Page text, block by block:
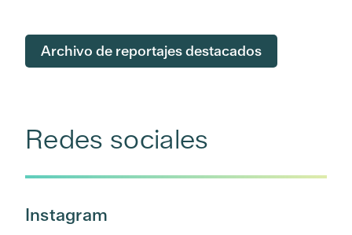
Archivo de reportajes destacados
Redes sociales
Instagram